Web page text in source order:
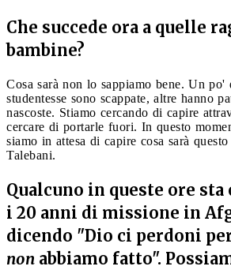
Che succede ora a quelle
bambine?
Cosa sarà non lo sappiamo bene. Un po'
studentesse sono scappate, altre hanno
nascoste. Stiamo cercando di capire
cercare di portarle fuori. In questo
siamo in attesa di capire cosa sarà
Talebani.
Qualcuno in queste ore
i 20 anni di missione in
dicendo "Dio ci perdoni
non abbiamo fatto".